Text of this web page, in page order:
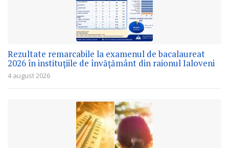
Rezultate remarcabile la examenul de bacalaureat
2026 în instituțiile de învățământ din raionul Ialoveni
4 august 2026